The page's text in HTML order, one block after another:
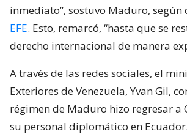
inmediato”, sostuvo Maduro, según
EFE. Esto, remarcó, “hasta que se
derecho internacional de manera
A través de las redes sociales, el
Exteriores de Venezuela, Yvan Gil,
régimen de Maduro hizo regresar a
su personal diplomático en Ecuador.